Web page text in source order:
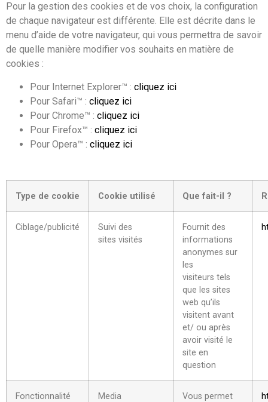
Pour la gestion des cookies et de vos choix, la configuration
de chaque navigateur est différente. Elle est décrite dans le
menu d’aide de votre navigateur, qui vous permettra de savoir
de quelle manière modifier vos souhaits en matière de
cookies :
Pour Internet Explorer™ : cliquez ici
Pour Safari™ : cliquez ici
Pour Chrome™ : cliquez ici
Pour Firefox™ : cliquez ici
Pour Opera™ : cliquez ici
Type de cookie Cookie utilisé Que fait-il ?
Ciblage/publicité
Suivi des
sites visités
Fournit des
informations
anonymes sur
les
visiteurs tels
que les sites
web qu’ils
visitent avant
et/ ou après
avoir visité le
site en
question
Fonctionnalité
Media
Vous permet